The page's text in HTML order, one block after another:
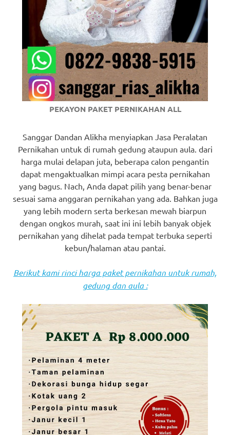
PEKAYON PAKET PERNIKAHAN ALL
Sanggar Dandan Alikha menyiapkan Jasa Peralatan
Pernikahan untuk di rumah gedung ataupun aula. dari
harga mulai delapan juta, beberapa calon pengantin
dapat mengaktualkan mimpi acara pesta pernikahan
yang bagus. Nach, Anda dapat pilih yang benar-benar
sesuai sama anggaran pernikahan yang ada. Bahkan juga
yang lebih modern serta berkesan mewah biarpun
dengan ongkos murah, saat ini ini lebih banyak objek
pernikahan yang dihelat pada tempat terbuka seperti
kebun/halaman atau pantai.
Berikut kami rinci harga paket pernikahan untuk rumah,
gedung dan aula :